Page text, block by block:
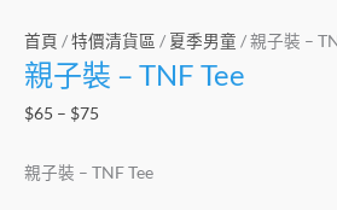
首頁 /特價清貨區 / 夏季男童 / 親子裝 –
親子裝 – TNF Tee
$65 – $75
親子裝 – TNF Tee